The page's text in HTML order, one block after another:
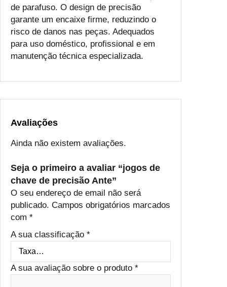
de parafuso. O design de precisão
garante um encaixe firme, reduzindo o
risco de danos nas peças. Adequados
para uso doméstico, profissional e em
manutenção técnica especializada.
Avaliações
Ainda não existem avaliações.
Seja o primeiro a avaliar “jogos de
chave de precisão Ante”
O seu endereço de email não será
publicado. Campos obrigatórios marcados
com *
A sua classificação *
A sua avaliação sobre o produto *